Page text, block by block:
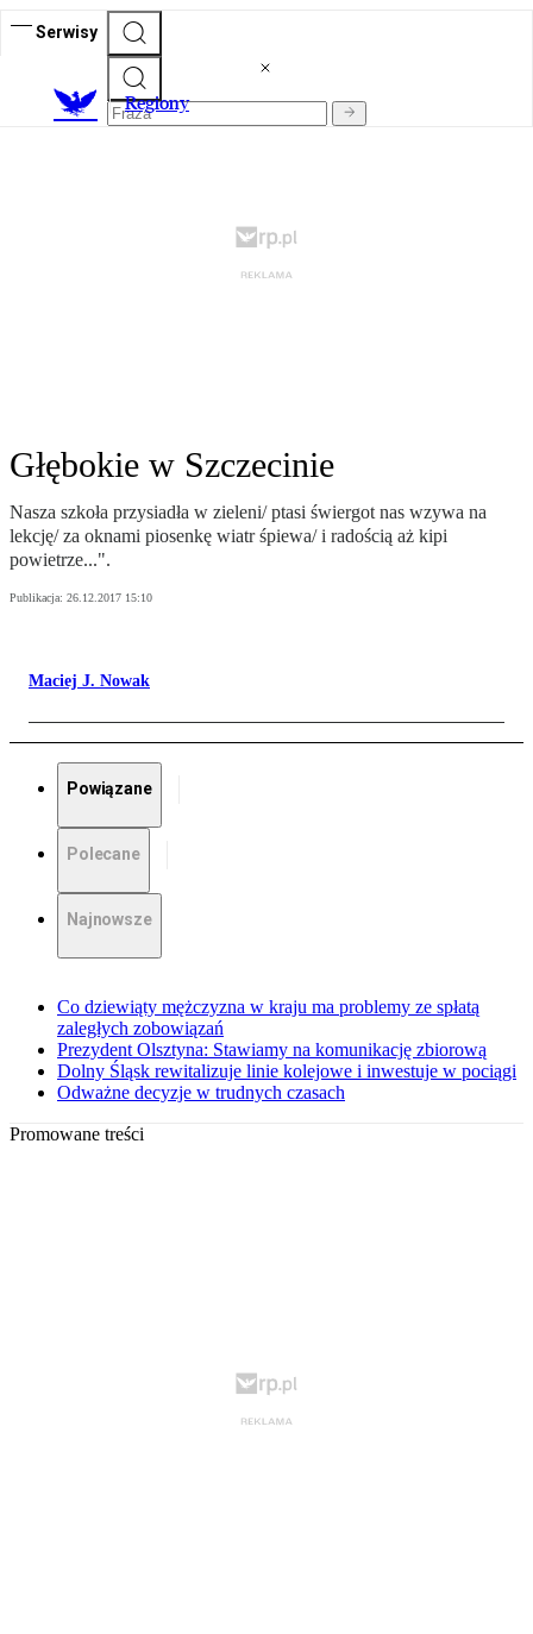
Serwisy
Regiony
Głębokie w Szczecinie
Nasza szkoła przysiadła w zieleni/ ptasi świergot nas wzywa na
lekcję/ za oknami piosenkę wiatr śpiewa/ i radością aż kipi
powietrze...".
Publikacja: 26.12.2017 15:10
Maciej J. Nowak
Powiązane
Polecane
Najnowsze
Co dziewiąty mężczyzna w kraju ma problemy ze spłatą
zaległych zobowiązań
Prezydent Olsztyna: Stawiamy na komunikację zbiorową
Dolny Śląsk rewitalizuje linie kolejowe i inwestuje w pociągi
Odważne decyzje w trudnych czasach
Promowane treści